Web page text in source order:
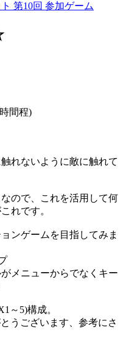
第10回 参加ゲーム
間程)
れないように敵に触れて
ので、これを活用して何
れです。
ンゲームを目指してみま
メニューからでなくキー
～5)構成。
うございます、参考にさ